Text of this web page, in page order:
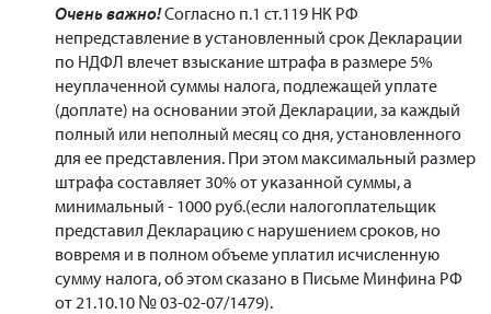
Очень важно!Согласно п.1 ст.119 НК РФ
непредставление в установленный срок Декларации
по НДФЛ влечет взыскание штрафа в размере 5%
неуплаченной суммы налога, подлежащей уплате
(доплате) на основании этой Декларации, за каждый
полный или неполный месяц со дня, установленного
для ее представления. При этом максимальный размер
штрафа составляет 30% от указанной суммы, а
минимальный - 1000 руб.(если налогоплательщик
представил Декларацию с нарушением сроков, но
вовремя и в полном объеме уплатил исчисленную
сумму налога, об этом сказано в Письме Минфина РФ
от 21.10.10 № 03-02-07/1479).